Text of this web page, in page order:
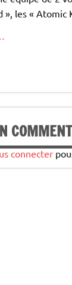
», les « Atomic
connecter